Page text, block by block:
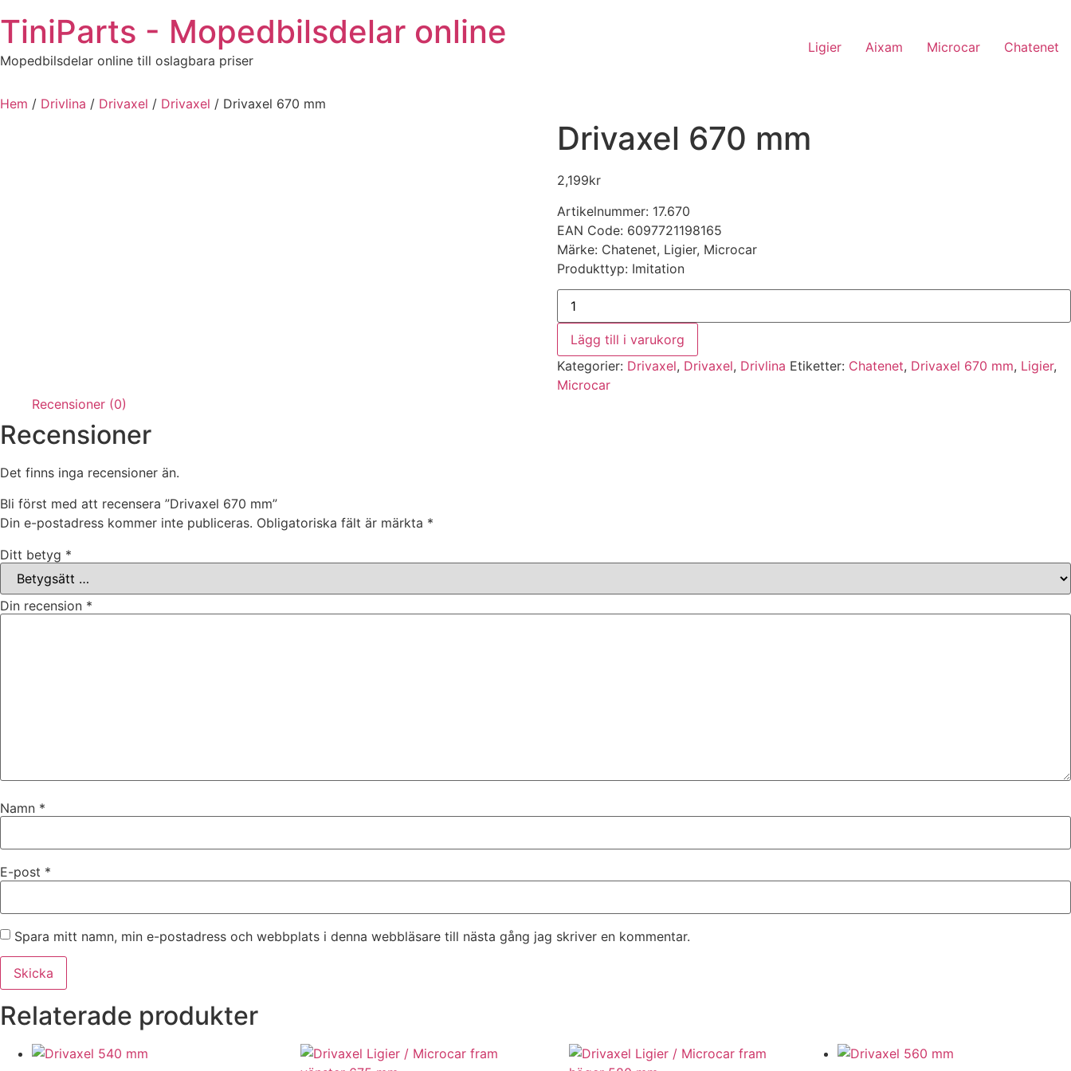
till
innehåll
TiniParts - Mopedbilsdelar online
Mopedbilsdelar online till oslagbara priser
Ligier Aixam Microcar Chatenet
Hem / Drivlina / Drivaxel / Drivaxel / Drivaxel 670 mm
Drivaxel 670 mm
2,199kr
Artikelnummer: 17.670
EAN Code: 6097721198165
Märke: Chatenet, Ligier, Microcar
Produkttyp: Imitation
Drivaxel
670
mm
mängd
Lägg till i varukorg
Kategorier: Drivaxel, Drivaxel, Drivlina Etiketter: Chatenet, Drivaxel 670 mm, Ligier,
Microcar
Recensioner (0)
Recensioner
Det finns inga recensioner än.
Bli först med att recensera ”Drivaxel 670 mm”
Din e-postadress kommer inte publiceras. Obligatoriska fält är märkta *
Ditt betyg *
Din recension *
Namn *
E-post *
Spara mitt namn, min e-postadress och webbplats i denna webbläsare till nästa gång jag skriver en kommentar.
Relaterade produkter